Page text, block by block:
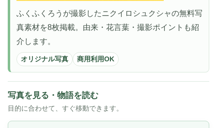
ふくふくろうが撮影したニクイロシュクシャの無料写
真素材を8枚掲載。由来・花言葉・撮影ポイントも紹
介します。
オリジナル写真 商用利用OK
写真を見る・物語を読む
目的に合わせて、すぐ移動できます。